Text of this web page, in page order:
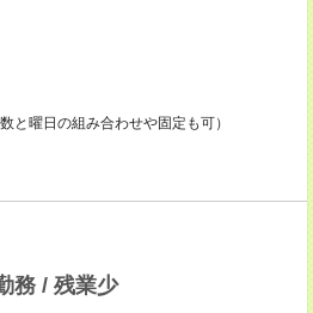
と曜日の組み合わせや固定も可）
務 / 残業少